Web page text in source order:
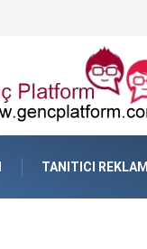
TANITICI REKLAM